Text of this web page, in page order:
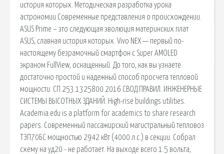
история которых. Методическая разработка урока
астрономии Современные представления о происхождении.
ASUS Prime – это следующая эволюция материнских плат
ASUS, славная история которых. Vivo NEX — первый по-
настоящему безрамочный смартфон с Super AMOLED
экраном FullView, оснащенный. До того, как вы узнаете
достаточно простой и надежный способ просчета тепловой
мощности. СП 253.1325800.2016 СВОД ПРАВИЛ. ИНЖЕНЕРНЫЕ
СИСТЕМЫ ВЫСОТНЫХ ЗДАНИЙ. High-rise buildings utilities.
Academia.edu is a platform for academics to share research
papers. Современный пассажирский магистральный тепловоз
ТЭП70БС мощностью 2942 кВт (4000 л.с.) в секции. Собрал
схему на уд20 - не работает. На выходе всего 1.5 вольта,